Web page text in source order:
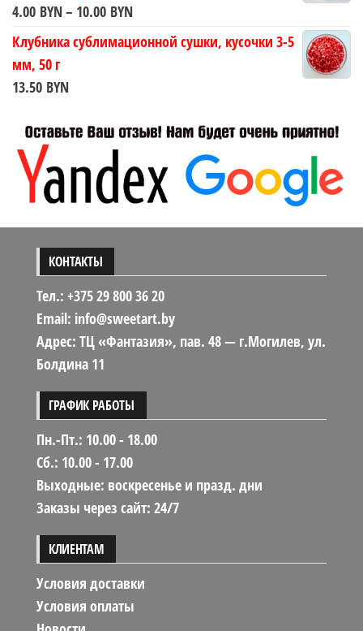
4.00 BYN– 10.00 BYNДиапазон
Клубника сублимационной сушки, кусочки 3-5
мм, 50 г
13.50 BYN
КОНТАКТЫ
Тел.: +375 29 800 36 20
Email: info@sweetart.by
Адрес: ТЦ «Фантазия», пав. 48 — г.Могилев, ул.
Болдина 11
ГРАФИК РАБОТЫ
Пн.-Пт.: 10.00 - 18.00
Сб.: 10.00 - 17.00
Выходные: воскресенье и празд. дни
Заказы через сайт: 24/7
КЛИЕНТАМ
Условия доставки
Условия оплаты